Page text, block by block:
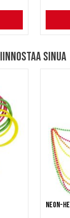
sinua
Neon-